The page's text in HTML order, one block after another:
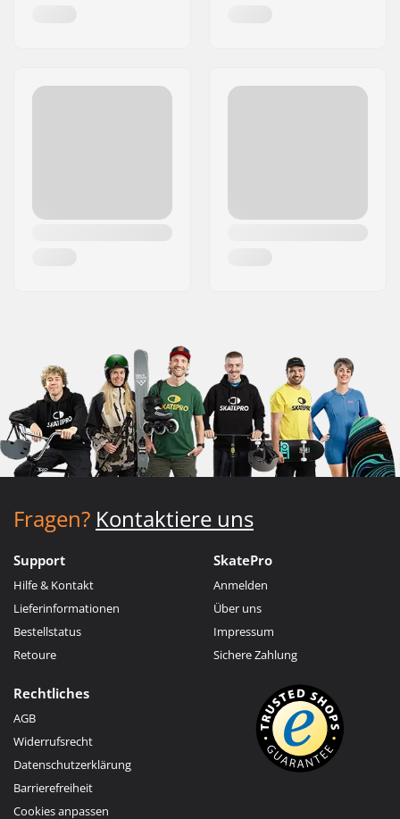
Fragen? Kontaktiere uns
Support
Hilfe & Kontakt
Lieferinformationen
Bestellstatus
Retoure
SkatePro
Anmelden
Über uns
Impressum
Sichere Zahlung
Rechtliches
AGB
Widerrufsrecht
Datenschutzerklärung
Barrierefreiheit
Cookies anpassen